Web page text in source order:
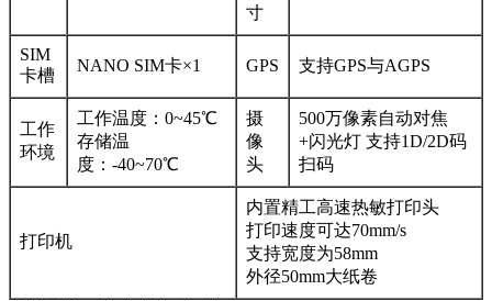
寸
SIM
卡槽
NANO SIM卡×1 GPS 支持GPS与AGPS
工作
环境
工作温度：0~45℃
存储温
度：-40~70℃
摄
像
头
500万像素自动对焦
+闪光灯 支持1D/2D码
扫码
打印机
内置精工高速热敏打印头
打印速度可达70mm/s
支持宽度为58mm
外径50mm大纸卷